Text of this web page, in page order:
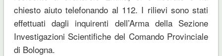
chiesto aiuto telefonando al 112. I rilievi sono stati
effettuati dagli inquirenti dell’Arma della Sezione
Investigazioni Scientifiche del Comando Provinciale
di Bologna.